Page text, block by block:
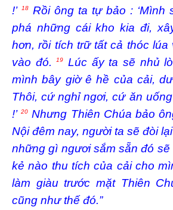
!’
18
Rồi ông ta tự bảo : ‘Mình
phá những cái kho kia đi,
hơn, rồi tích trữ tất cả thóc lúa
vào đó.19
Lúc ấy ta sẽ nhủ
mình bây giờ ê hề của cải,
Thôi, cứ nghỉ ngơi, cứ ăn
!’20 Nhưng Thiên Chúa bảo
Nội đêm nay, người ta sẽ đòi
những gì ngươi sắm sẵn đó sẽ
kẻ nào thu tích của cải cho
làm giàu trước mặt Thiên
cũng như thế đó.”